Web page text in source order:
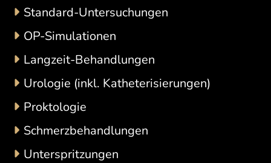
Standard-Untersuchungen
OP-Simulationen
Langzeit-Behandlungen
Urologie (inkl. Katheterisierungen)
Proktologie
Schmerzbehandlungen
Unterspritzungen